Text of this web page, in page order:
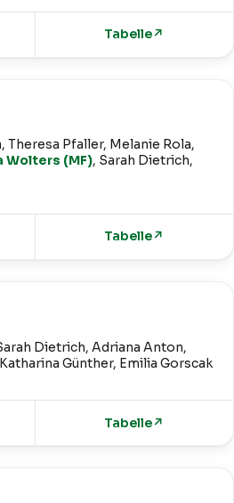
Tabelle↗
Theresa Pfaller, Melanie Rola,
Wolters (MF), Sarah Dietrich,
Tabelle↗
Dietrich, Adriana Anton,
Günther, Emilia Gorscak
Tabelle↗